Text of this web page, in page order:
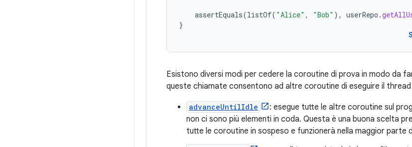
assertEquals(listOf( "Alice" , "Bob" ), userRepo .
}
Esistono diversi modi per cedere la coroutine di prova in modo da
queste chiamate consentono ad altre coroutine di eseguire il
advanceUntilIdle
: esegue tutte le altre coroutine sul
non ci sono più elementi in coda. Questa è una buona scelta
tutte le coroutine in sospeso e funzionerà nella maggior parte